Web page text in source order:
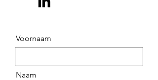
Voornaam
Naam